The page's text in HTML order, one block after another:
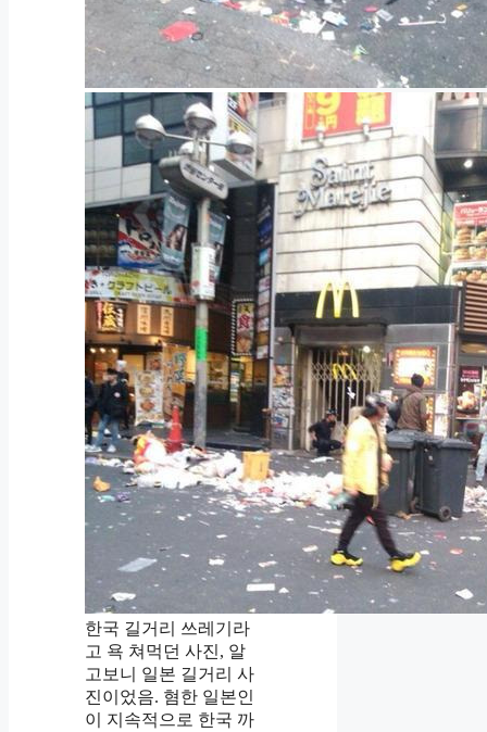
한국 길거리 쓰레기라
고 욕 쳐먹던 사진, 알
고보니 일본 길거리 사
진이었음. 혐한 일본인
이 지속적으로 한국 까